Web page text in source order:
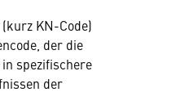
KN-Code)
der die
spezifischere
der